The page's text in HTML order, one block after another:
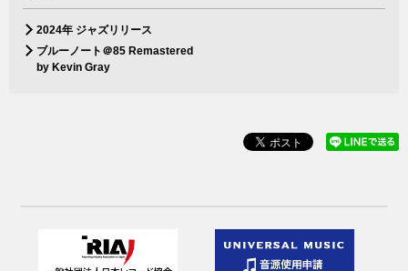
2024年 ジャズリリース
ブルーノート＠85 Remastered
by Kevin Gray